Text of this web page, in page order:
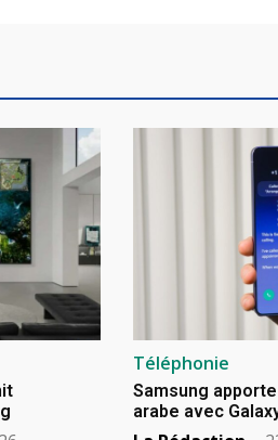
Téléphonie
Samsung
arabe avec